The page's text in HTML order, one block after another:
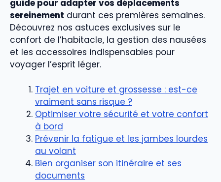
guide pour adapter vos déplacements
sereinement durant ces premières semaines.
Découvrez nos astuces exclusives sur le
confort de l’habitacle, la gestion des nausées
et les accessoires indispensables pour
voyager l’esprit léger.
Trajet en voiture et grossesse : est-ce
vraiment sans risque ?
Optimiser votre sécurité et votre confort
à bord
Prévenir la fatigue et les jambes lourdes
au volant
Bien organiser son itinéraire et ses
documents